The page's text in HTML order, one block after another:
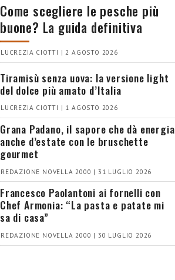
Come scegliere le pesche più
buone? La guida definitiva
LUCREZIA CIOTTI | 2 AGOSTO 2026
Tiramisù senza uova: la versione light
del dolce più amato d’Italia
LUCREZIA CIOTTI | 1 AGOSTO 2026
Grana Padano, il sapore che dà energia
anche d’estate con le bruschette
gourmet
REDAZIONE NOVELLA 2000 | 31 LUGLIO 2026
Francesco Paolantoni ai fornelli con
Chef Armonia: “La pasta e patate mi
sa di casa”
REDAZIONE NOVELLA 2000 | 30 LUGLIO 2026